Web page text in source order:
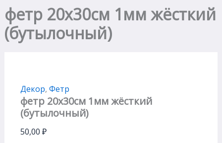
фетр 20х30см 1мм жёсткий
(бутылочный)
Декор, Фетр
фетр 20х30см 1мм жёсткий
(бутылочный)
50,00 ₽